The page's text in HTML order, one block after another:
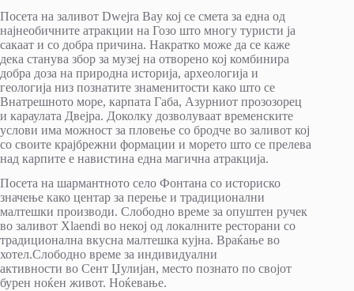
Посета на заливот Dwejra Bay кој се смета за една од
најнеобичните атракции на Гозо што многу туристи ја
сакаат и со добра причина. Накратко може да се каже
дека станува збор за музеј на отворено кој комбинира
добра доза на природна историја, археологија и
геологија низ познатите знаменитости како што се
Внатрешното море, карпата Габа, Азурниот прозозорец
и караулата Двејра. Доколку дозволуваат временските
услови има можност за пловење со бродче во заливот кој
со своите крајбрежни формации и морето што се прелева
над карпите е навистина една магична атракција.
Посета на шармантното село Фонтана со историско
значење како центар за перење и традиционални
малтешки производи. Слободно време за опуштен ручек
во заливот Xlaendi во некој од локалните ресторани со
традиционална вкусна малтешка кујна. Враќање во
хотел.Слободно време за индивидуални
активности во Сент Џулијан, место познато по својот
бурен ноќен живот. Ноќевање.